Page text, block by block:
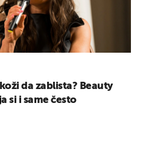
da zablista? Beauty
si i same često